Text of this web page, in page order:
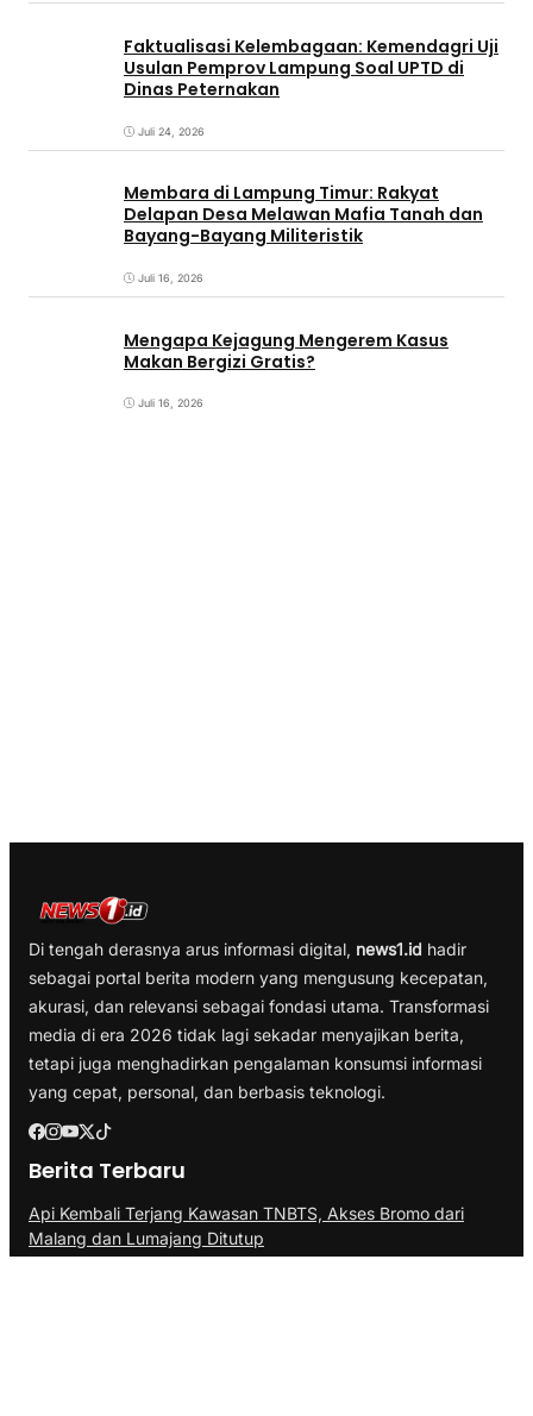
Faktualisasi Kelembagaan: Kemendagri Uji
Usulan Pemprov Lampung Soal UPTD di
Dinas Peternakan
Juli 24, 2026
Membara di Lampung Timur: Rakyat
Delapan Desa Melawan Mafia Tanah dan
Bayang-Bayang Militeristik
Juli 16, 2026
Mengapa Kejagung Mengerem Kasus
Makan Bergizi Gratis?
Juli 16, 2026
Di tengah derasnya arus informasi digital, news1.id hadir
sebagai portal berita modern yang mengusung kecepatan,
akurasi, dan relevansi sebagai fondasi utama. Transformasi
media di era 2026 tidak lagi sekadar menyajikan berita,
tetapi juga menghadirkan pengalaman konsumsi informasi
yang cepat, personal, dan berbasis teknologi.
Berita Terbaru
Api Kembali Terjang Kawasan TNBTS, Akses Bromo dari
Malang dan Lumajang Ditutup